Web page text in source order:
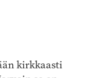
kirkkaasti